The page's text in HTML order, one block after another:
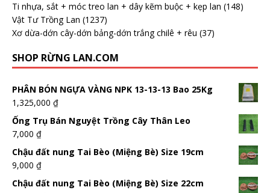
Ti nhựa, sắt + móc treo lan + dây kẽm buộc + kẹp lan (148)
Vật Tư Trồng Lan (1237)
Xơ dừa-dớn cây-dớn bảng-dớn trắng chilê + rêu (37)
SHOP RỪNG LAN.COM
PHÂN BÓN NGỰA VÀNG NPK 13-13-13 Bao 25Kg
1,325,000 ₫
Ống Trụ Bán Nguyệt Trồng Cây Thân Leo
7,000 ₫
Chậu đất nung Tai Bèo (Miệng Bè) Size 19cm
9,000 ₫
Chậu đất nung Tai Bèo (Miệng Bè) Size 22cm